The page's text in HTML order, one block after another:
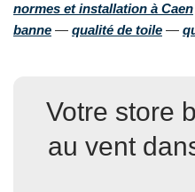
normes et installation à Caen
banne — qualité de toile —
Votre store
au vent